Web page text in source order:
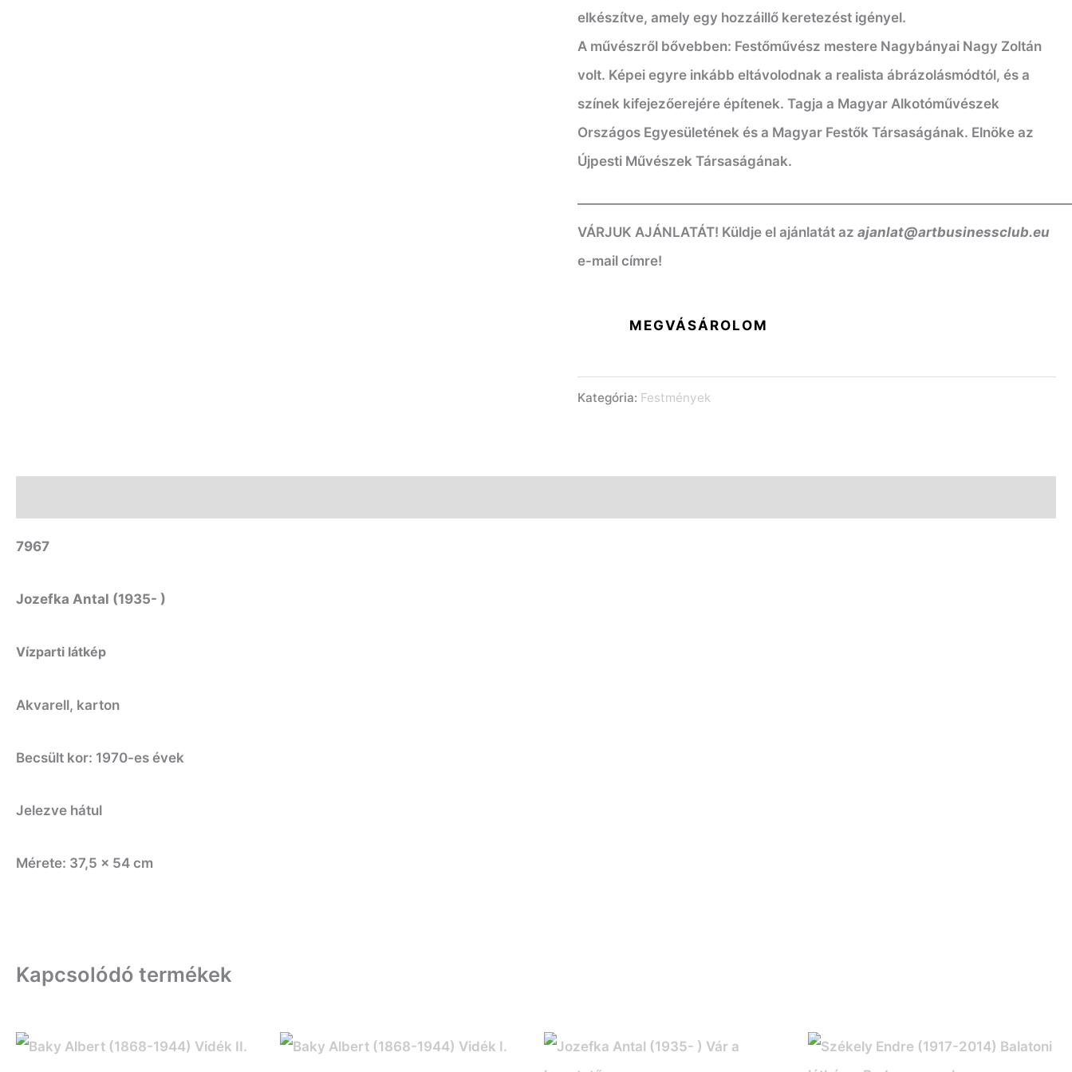
elkészítve, amely egy hozzáillő keretezést igényel.
A művészről bővebben: Festőművész mestere Nagybányai Nagy Zoltán
volt. Képei egyre inkább eltávolodnak a realista ábrázolásmódtól, és a
színek kifejezőerejére építenek.Tagja a Magyar Alkotóművészek
Országos Egyesületének és a Magyar Festők Társaságának. Elnöke az
Újpesti Művészek Társaságának.
VÁRJUK AJÁNLATÁT! Küldje el ajánlatát azajanlat@artbusinessclub.eu
e-mail címre!
MEGVÁSÁROLOM
Kategória: Festmények
7967
Jozefka Antal (1935- )
Vízparti látkép
Akvarell, karton
Becsült kor: 1970-es évek
Jelezve hátul
Mérete: 37,5 x 54 cm
Kapcsolódó termékek